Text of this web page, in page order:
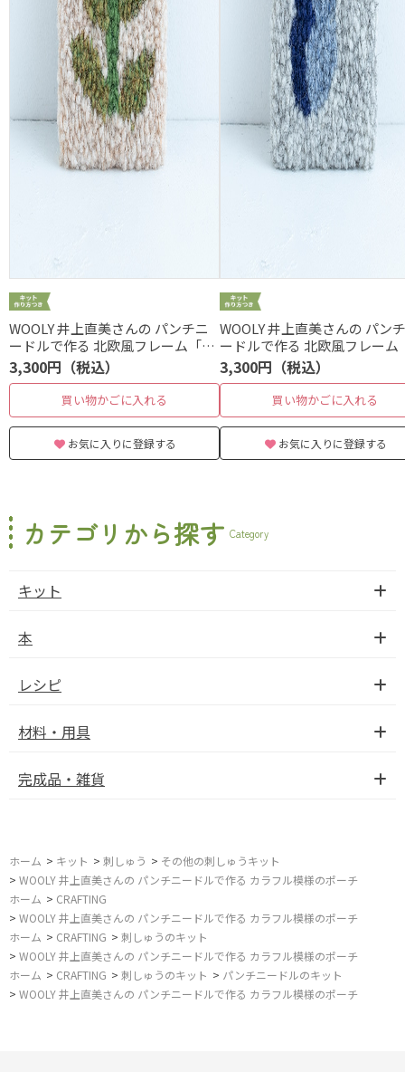
WOOLY 井上直美さんの パンチニ
ードルで作る 北欧風フレーム「フ
ラワー」
3,300円（税込）
買い物かごに入れる
お気に入りに登録する
WOOLY 井上直美さんの パン
ードルで作る 北欧風フレーム
ード」
3,300円（税込）
買い物かごに入れる
お気に入りに登録する
カテゴリから探す Category
キット
本
レシピ
材料・用具
完成品・雑貨
ホーム > キット > 刺しゅう > その他の刺しゅうキット
> WOOLY 井上直美さんの パンチニードルで作る カラフル模様のポーチ
ホーム > CRAFTING
> WOOLY 井上直美さんの パンチニードルで作る カラフル模様のポーチ
ホーム > CRAFTING > 刺しゅうのキット
> WOOLY 井上直美さんの パンチニードルで作る カラフル模様のポーチ
ホーム > CRAFTING > 刺しゅうのキット > パンチニードルのキット
> WOOLY 井上直美さんの パンチニードルで作る カラフル模様のポーチ